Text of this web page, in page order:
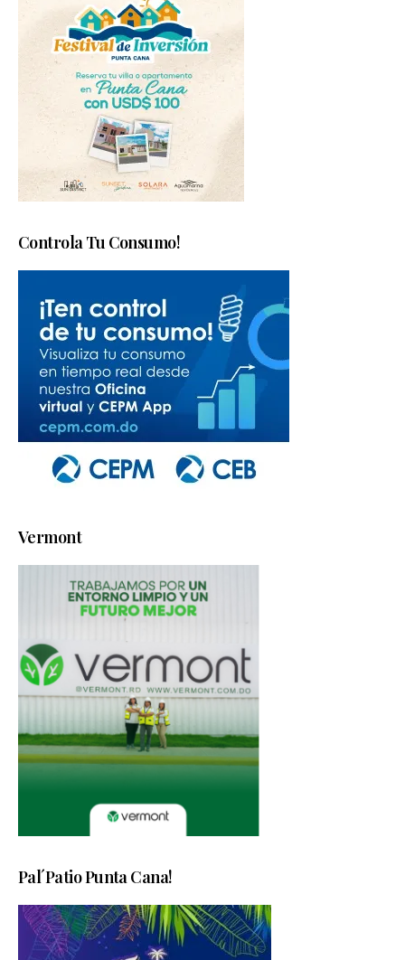
Controla Tu Consumo!
Vermont
Pal´Patio Punta Cana!